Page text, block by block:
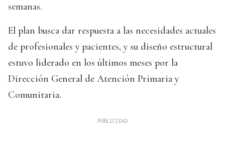
semanas.
El plan busca dar respuesta a las necesidades actuales
de profesionales y pacientes, y su diseño estructural
estuvo liderado en los últimos meses por la
Dirección General de Atención Primaria y
Comunitaria.